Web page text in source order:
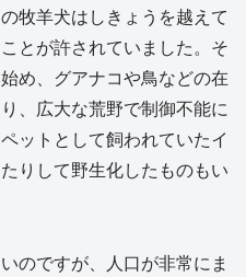
牧羊犬はしきょうを越えて
とが許されていました。そ
め、グアナコや鳥などの在
、広大な荒野で制御不能に
ットとして飼われていたイ
りして野生化したものもい
のですが、人口が非常にま